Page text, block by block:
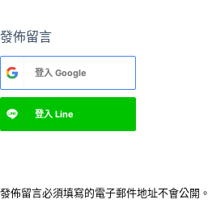
發佈留言
登入 Google
登入 Line
發佈留言必須填寫的電子郵件地址不會公開。
A
t
n
v